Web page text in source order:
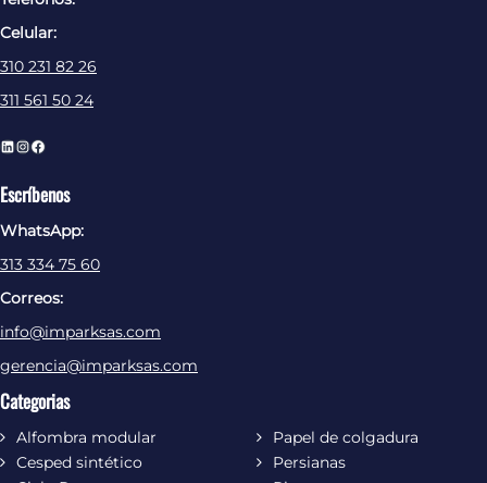
Celular:
310 231 82 26
311 561 50 24
L
i
n
k
e
I
n
I
s
t
a
r
a
F
a
c
e
b
o
k
Escríbenos
WhatsApp:
313 334 75 60
Correos:
info@imparksas.com
gerencia@imparksas.com
Categorias
Alfombra modular
Cesped sintético
Papel de colgadura
Persianas